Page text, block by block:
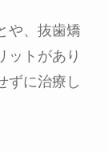
や、抜歯矯
ットがあり
ずに治療し